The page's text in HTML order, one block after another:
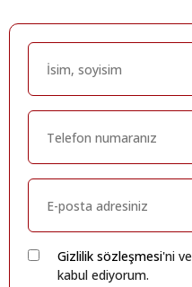
Gizlilik sözleşmesi'ni ve
kabul ediyorum.